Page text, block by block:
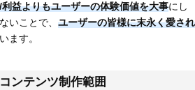
益よりもユーザーの体験価値を大事にし
いことで、 ユーザーの皆様に末永く愛され
います。
ンテンツ制作範囲